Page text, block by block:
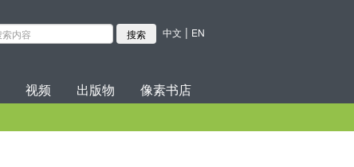
中文 | EN
视频 出版物 像素书店